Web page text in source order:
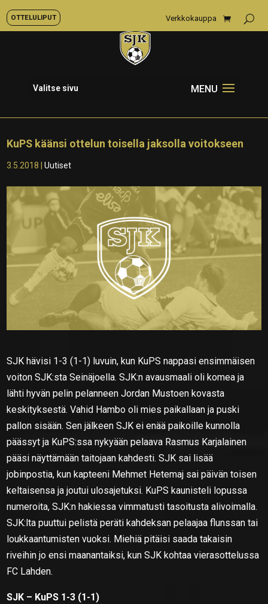
OTTELULIPUT Verkkokauppa
Valitse sivu
KuPS käänsi ottelun toisella jaksolla voitokseen
3.5.2018 |Uutiset
SJK hävisi 1-3 (1-1) luvuin, kun KuPS nappasi ensimmäisen
voiton SJK:sta Seinäjoella. SJK:n avausmaali oli komea ja
lähti hyvän pelin pelanneen Jordan Mustoen kovasta
keskityksestä. Vahid Hambo oli mies paikallaan ja puski
pallon sisään. Sen jälkeen SJK ei enää paikoille kunnolla
päässyt ja KuPS:ssa nykyään pelaava Rasmus Karjalainen
pääsi näyttämään taitojaan kahdesti. SJK sai lisää
jobinpostia, kun kapteeni Mehmet Hetemaj sai päivän toisen
keltaisensa ja joutui ulosajetuksi. KuPS kaunisteli lopussa
numeroita, SJK:n hakiessa vimmatusti tasoitusta alivoimalla.
SJK:lta puuttui pelistä peräti kahdeksan pelaajaa flunssan tai
loukkaantumisten vuoksi. Miehiä pitäisi saada takaisin
riveihin jo ensi maanantaiksi, kun SJK kohtaa vierasottelussa
FC Lahden.
SJK – KuPS 1-3 (1-1)